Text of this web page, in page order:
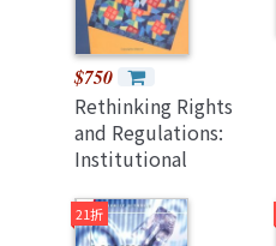
$750
Rethinking Rights
and Regulations:
Institutional
Communications
Technologies
21折